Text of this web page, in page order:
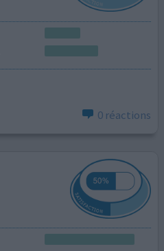
0 réactions